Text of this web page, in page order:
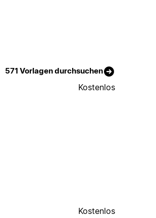
571 Vorlagen durchsuchen
Kostenlos
Kostenlos